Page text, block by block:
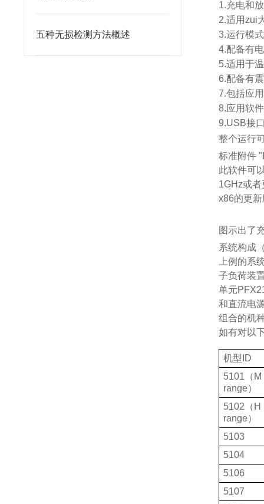
五种无损检测方法概述
1.充电和
2.适用zui
3.运行模式
4.配备有
5.适用于
6.配备有
7.包括应
8.应用软
9.USB接
整个运行
标准附件
此软件可
1GHz或者
x86的更
图示出了
系统构成
上例的系
子负荷装
单元
和直流电
组合的机
如有对以
机型 ID
5101 （ M
range）
5102 （ H
range）
5103
5104
5106
5107